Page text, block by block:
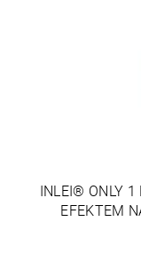
INLEI® ONLY 1
EFEKTEM